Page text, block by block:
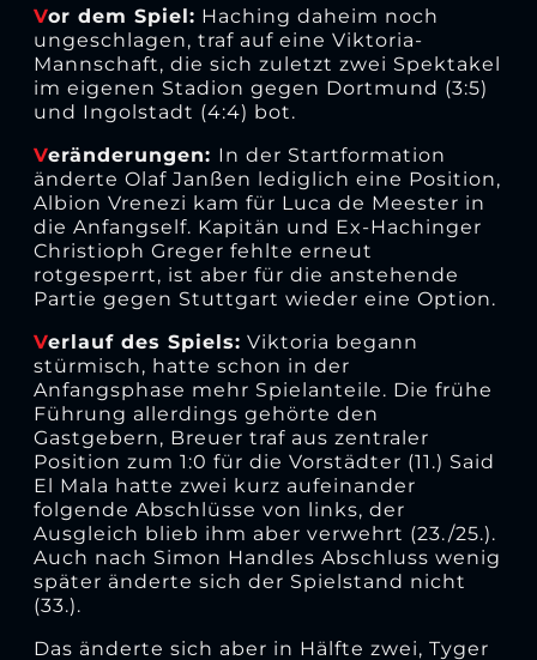
Vor dem Spiel: Haching daheim noch
ungeschlagen, traf auf eine Viktoria-
Mannschaft, die sich zuletzt zwei Spektakel
im eigenen Stadion gegen Dortmund (3:5)
und Ingolstadt (4:4) bot.
Veränderungen: In der Startformation
änderte Olaf Janßen lediglich eine Position,
Albion Vrenezi kam für Luca de Meester in
die Anfangself. Kapitän und Ex-Hachinger
Christioph Greger fehlte erneut
rotgesperrt, ist aber für die anstehende
Partie gegen Stuttgart wieder eine Option.
Verlauf des Spiels: Viktoria begann
stürmisch, hatte schon in der
Anfangsphase mehr Spielanteile. Die frühe
Führung allerdings gehörte den
Gastgebern, Breuer traf aus zentraler
Position zum 1:0 für die Vorstädter (11.) Said
El Mala hatte zwei kurz aufeinander
folgende Abschlüsse von links, der
Ausgleich blieb ihm aber verwehrt (23./25.).
Auch nach Simon Handles Abschluss wenig
später änderte sich der Spielstand nicht
(33.).
Das änderte sich aber in Hälfte zwei, Tyger